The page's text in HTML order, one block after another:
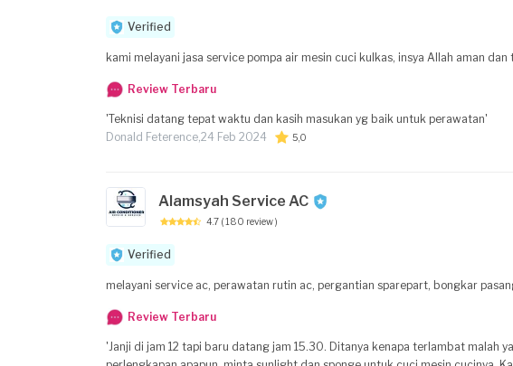
Verified
kami melayani jasa service pompa air mesin cuci kulkas, insya Allah aman
Review Terbaru
'Teknisi datang tepat waktu dan kasih masukan yg baik untuk perawatan'
Donald Feterence,24 Feb 2024 5,0
Alamsyah Service AC
4.7 ( 180 review )
Verified
melayani service ac, perawatan rutin ac, pergantian sparepart, bongkar
Review Terbaru
'Janji di jam 12 tapi baru datang jam 15.30. Ditanya kenapa terlambat malah yang